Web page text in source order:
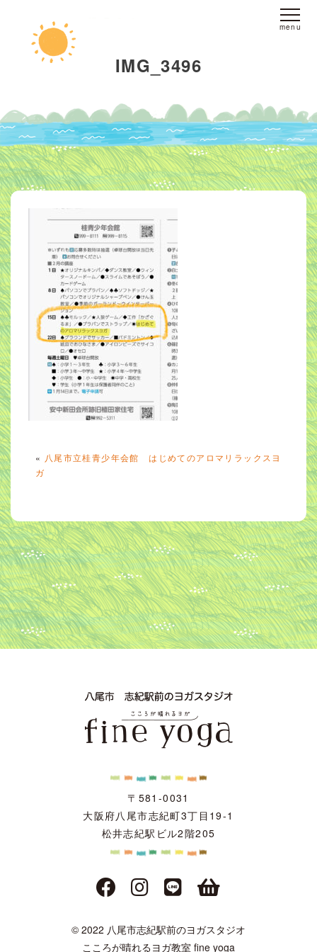
ホーム
スタジオへのアクセス
レッスンについて
スタジオレッスン
オンラインレッスン
インストラクター派遣
ブログ
お客様の声
お問い合わせ
IMG_3496
« 八尾市立桂青少年会館 はじめてのアロマリラックスヨ
ガ
〒581-0031
大阪府八尾市志紀町3丁目19-1
松井志紀駅ビル2階205
© 2022 八尾市志紀駅前のヨガスタジオ
こころが晴れるヨガ教室 fine yoga